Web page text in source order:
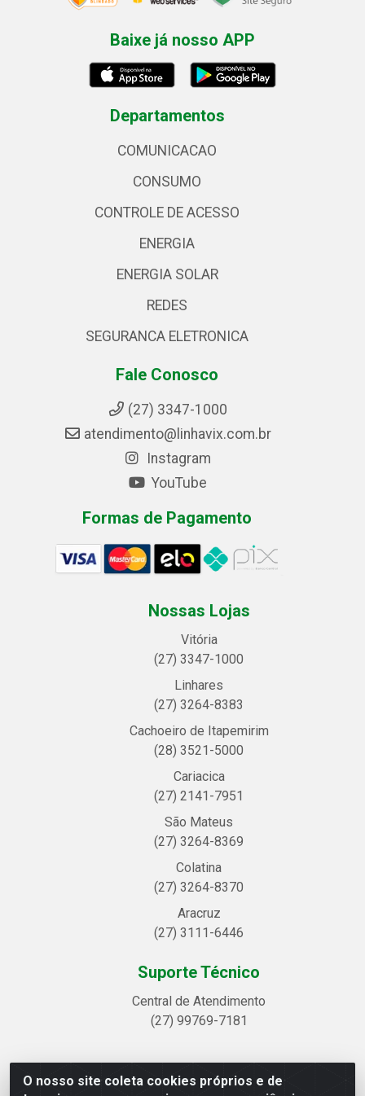
O nosso site coleta cookies próprios e de
Baixe já nosso APP
Departamentos
COMUNICACAO
CONSUMO
CONTROLE DE ACESSO
ENERGIA
ENERGIA SOLAR
REDES
SEGURANCA ELETRONICA
Fale Conosco
(27) 3347-1000
atendimento@linhavix.com.br
Instagram
YouTube
Formas de Pagamento
Nossas Lojas
Vitória
(27) 3347-1000
Linhares
(27) 3264-8383
Cachoeiro de Itapemirim
(28) 3521-5000
Cariacica
(27) 2141-7951
São Mateus
(27) 3264-8369
Colatina
(27) 3264-8370
Aracruz
(27) 3111-6446
Suporte Técnico
Central de Atendimento
(27) 99769-7181
Linhavix Distribuidora LTDA - Avenida Alegre, 2521 -